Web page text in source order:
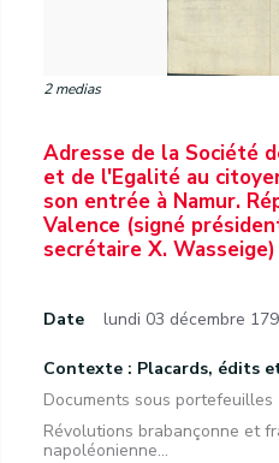
2 medias
Adresse de la Société
et de l'Egalité au
son entrée à Namur.
Valence (signé
secrétaire X. Wasseige)
Date lundi 03 décembre
Contexte : Placards, édits
Documents sous portefeuilles
Révolutions brabançonne et
napoléonienne...